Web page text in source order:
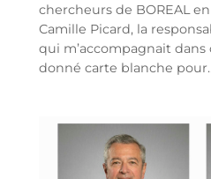
chercheurs de BOREAL
Camille Picard, la
qui m’accompagnait dans
donné carte blanche